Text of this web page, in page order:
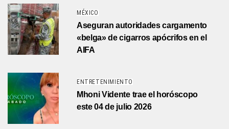
MÉXICO
Aseguran autoridades cargamento
«belga» de cigarros apócrifos en el
AIFA
ENTRETENIMIENTO
Mhoni Vidente trae el horóscopo
este 04 de julio 2026